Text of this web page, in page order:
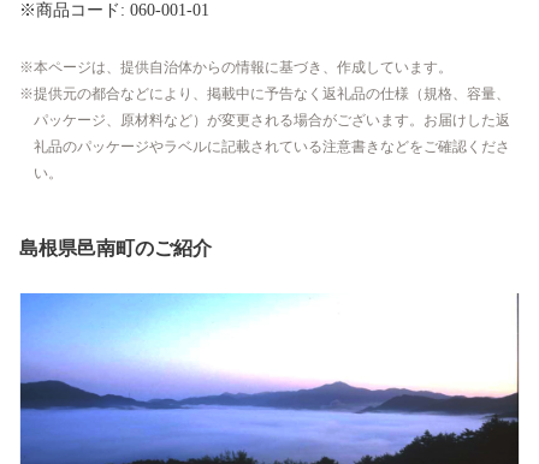
※商品コード: 060-001-01
本ページは、提供自治体からの情報に基づき、作成しています。
提供元の都合などにより、掲載中に予告なく返礼品の仕様（規格、容量、
パッケージ、原材料など）が変更される場合がございます。お届けした返
礼品のパッケージやラベルに記載されている注意書きなどをご確認くださ
い。
島根県邑南町のご紹介